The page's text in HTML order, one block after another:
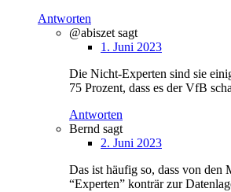
Antworten
@abiszet sagt
1. Juni 2023
Die Nicht-Experten sind sie
75 Prozent, dass es der VfB
Antworten
Bernd sagt
2. Juni 2023
Das ist häufig so, dass von den
“Experten” konträr zur